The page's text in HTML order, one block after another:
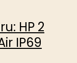
HP 2
IP69